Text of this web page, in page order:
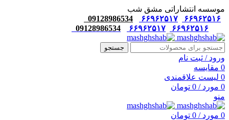
موسسه انتشاراتی مشق شب
۶۶۹۶۲۵۱۶
۶۶۹۶۲۵۱۷
09128986534
۶۶۹۶۲۵۱۶
۶۶۹۶۲۵۱۷ 09128986534
جستجو
ورود / ثبت نام
0 مقایسه
0 لیست علاقمندی
0 مورد /
0 تومان
منو
0 مورد /
0 تومان